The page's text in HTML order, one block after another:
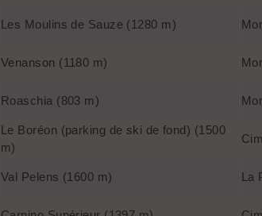
Les Moulins de Sauze (1280 m)
Venanson (1180 m)
Roaschia (803 m)
Le Boréon (parking de ski de fond) (1500
m)
Val Pelens (1600 m) La